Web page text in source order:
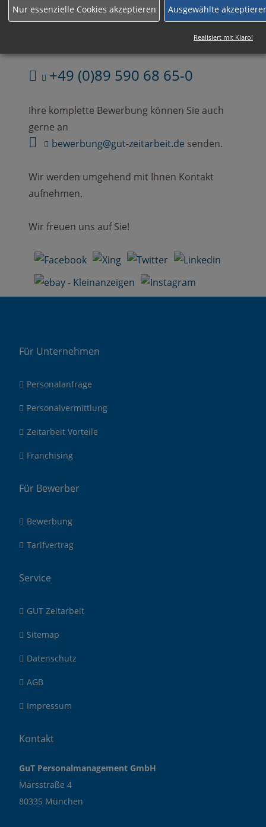
+49 (0)89 590 68 65-0
Ihre komplette Bewerbung können Sie auch
gerne an
bewerbung@gut-zeitarbeit.de senden.
Wir werden umgehend mit Ihnen Kontakt
aufnehmen.
Wir freuen uns auf Sie!
Für Unternehmen
Personalanfrage
Personalvermittlung
Zeitarbeit Vorteile
Franchising
Für Bewerber
Bewerbung
Tarifvertrag
Service
GUT Zeitarbeit
Sitemap
Datenschutz
AGB
Impressum
Kontakt
GuT Personalmanagement GmbH
Marsstraße 4
80335 München
Nur essenzielle Cookies akzeptieren Ausgewählte
Realisiert mit Klaro!